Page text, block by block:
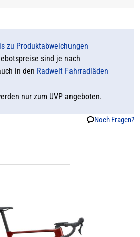
zu Produktabweichungen
sind je nach
in den Radwelt Fahrradläden
nur zum UVP angeboten.
Noch Fragen?